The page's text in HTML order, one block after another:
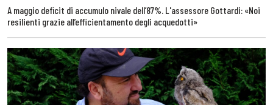
A maggio deficit di accumulo nivale dell’87%. L'assessore Gottardi: «Noi
resilienti grazie all’efficientamento degli acquedotti»